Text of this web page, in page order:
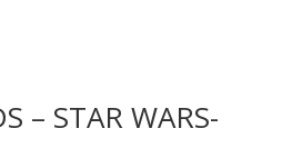
– STAR WARS-